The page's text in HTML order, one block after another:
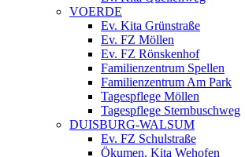
VOERDE
Ev. Kita Grünstraße
Ev. FZ Möllen
Ev. FZ Rönskenhof
Familienzentrum Spellen
Familienzentrum Am Park
Tagespflege Möllen
Tagespflege Sternbuschweg
DUISBURG-WALSUM
Ev. FZ Schulstraße
Ökumen. Kita Wehofen